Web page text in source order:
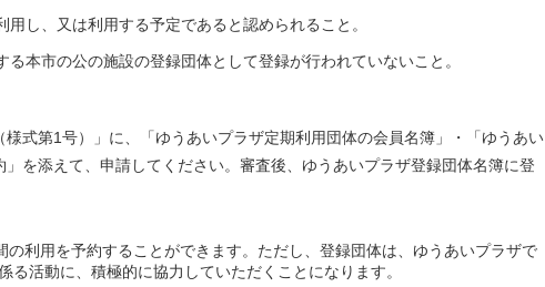
用し、又は利用する予定であると認められること。
本市の公の施設の登録団体として登録が行われていないこと。
様式第1号）」に、「ゆうあいプラザ定期利用団体の会員名簿」・「ゆうあい
を添えて、申請してください。審査後、ゆうあいプラザ登録団体名簿に登
の利用を予約することができます。ただし、登録団体は、ゆうあいプラザで
る活動に、積極的に協力していただくことになります。